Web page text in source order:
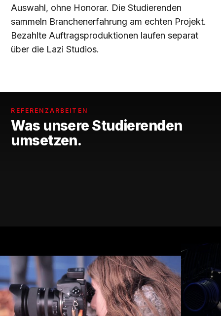
Auswahl, ohne Honorar. Die Studierenden
sammeln Branchenerfahrung am echten Projekt.
Bezahlte Auftragsproduktionen laufen separat
über die Lazi Studios.
REFERENZARBEITEN
Was unsere Studierenden
umsetzen.